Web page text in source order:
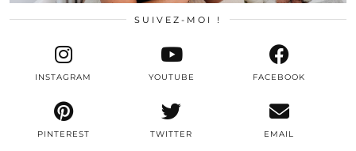
SUIVEZ-MOI !
TWITTER
INSTAGRAM FACEBOOK
PINTEREST
YOUTUBE
EMAIL